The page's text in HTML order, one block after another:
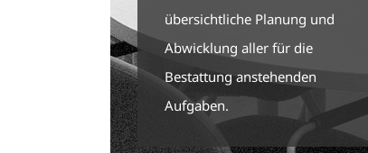
übersichtliche Planung und
Abwicklung aller für die
Bestattung anstehenden
Aufgaben.